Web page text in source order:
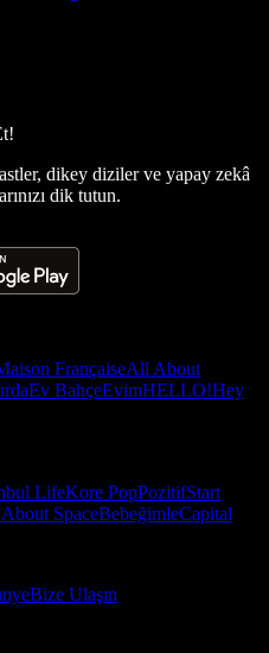
dikey diziler ve yapay zekâ
dik tutun.
FrançaiseAll About
Ev BahçeEvimHELLO!Hey
LifeKore PopPozitifStart
SpaceBebeğimleCapital
Bize Ulaşın